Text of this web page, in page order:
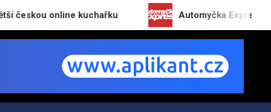
online kuchařku Automyčka Express slaví 20